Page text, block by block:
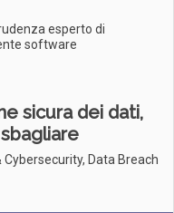
esperto di
software
sicura dei dati,
Data Breach